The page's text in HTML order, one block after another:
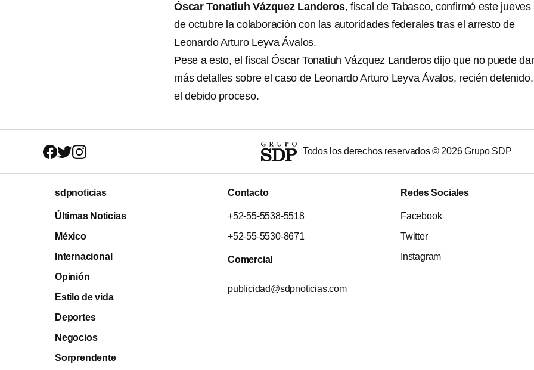
Óscar Tonatiuh Vázquez Landeros, fiscal de Tabasco, confirmó este jueves
de octubre la colaboración con las autoridades federales tras el arresto de
Leonardo Arturo Leyva Ávalos.
Pese a esto, el fiscal Óscar Tonatiuh Vázquez Landeros dijo que no puede dar
más detalles sobre el caso de Leonardo Arturo Leyva Ávalos, recién
el debido proceso.
Todos los derechos reservados ©2026Grupo SDP
sdpnoticias
Últimas Noticias
México
Internacional
Opinión
Estilo de vida
Deportes
Negocios
Sorprendente
Contacto
+52-55-5538-5518
+52-55-5530-8671
Comercial
publicidad@sdpnoticias.com
Redes Sociales
Facebook
Twitter
Instagram